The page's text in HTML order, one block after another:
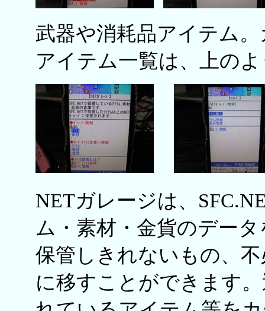
武器や消耗品アイテム
アイテム一覧は、上の
NETガレージは、
ム・素材・金貨のデー
保管しきれないもの、
に移すことができます